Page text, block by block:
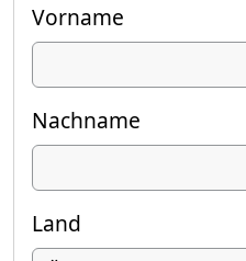
Vorname
Nachname
Land